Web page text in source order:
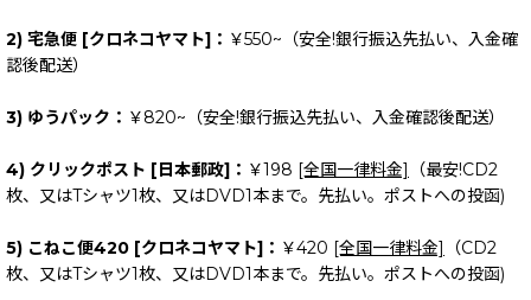
Whiskey Avengers
World Be Free
2) 宅急便 [クロネコヤマト]： ￥550~（安全!銀行振込先払い、入金確
認後配送）
3) ゆうパック： ￥820~（安全!銀行振込先払い、入金確認後配送）
4) クリックポスト [日本郵政]： ￥198 [全国一律料金]
（最安!CD2
枚、又はTシャツ1枚、又はDVD1本まで。先払い。ポストへの投函)
5) こねこ便420 [クロネコヤマト]： ￥420 [全国一律料金]
（CD2
枚、又はTシャツ1枚、又はDVD1本まで。先払い。ポストへの投函)